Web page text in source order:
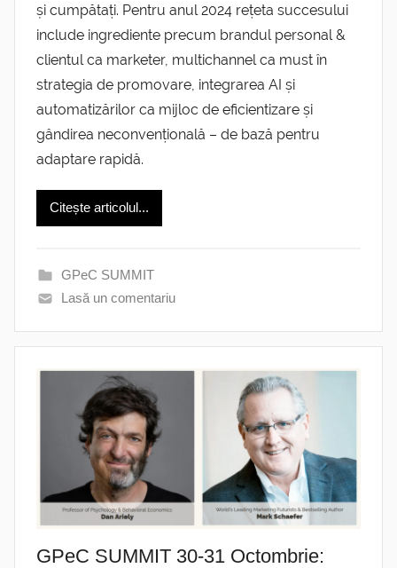
și cumpătați. Pentru anul 2024 rețeta succesului
include ingrediente precum brandul personal &
clientul ca marketer, multichannel ca must în
strategia de promovare, integrarea AI și
automatizărilor ca mijloc de eficientizare și
gândirea neconvențională – de bază pentru
adaptare rapidă.
Citește articolul...
GPeC SUMMIT
Lasă un comentariu
GPeC SUMMIT 30-31 Octombrie: